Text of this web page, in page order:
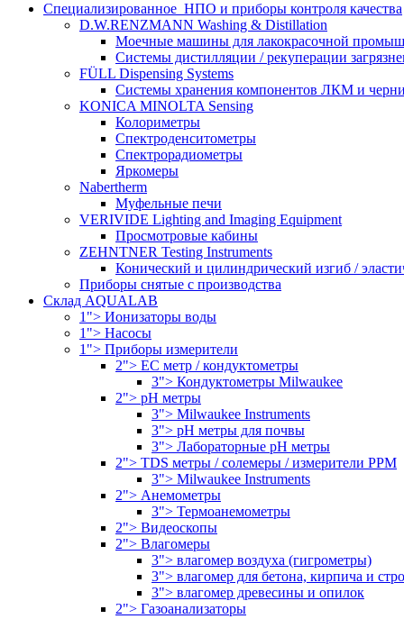
Cпециализированное НПО и приборы контроля качества
D.W.RENZMANN Washing & Distillation
Моечные машины для лакокрасочной
Системы дистилляции / рекуперации
FÜLL Dispensing Systems
Системы хранения компонентов ЛКМ и
KONICA MINOLTA Sensing
Колориметры
Спектроденситометры
Спектрорадиометры
Яркомеры
Nabertherm
Муфельные печи
VERIVIDE Lighting and Imaging Equipment
Просмотровые кабины
ZEHNTNER Testing Instruments
Конический и цилиндрический изгиб /
Приборы снятые с производства
Склад AQUALAB
1"> Ионизаторы воды
1"> Насосы
1"> Приборы измерители
2"> EC метр / кондуктометры
3"> Кондуктометры Milwaukee
2"> pH метры
3"> Milwaukee Instruments
3"> pH метры для почвы
3"> Лабораторные pH метры
2"> TDS метры / солемеры / измерители PPM
3"> Milwaukee Instruments
2"> Анемометры
3"> Термоанемометры
2"> Видеоскопы
2"> Влагомеры
3"> влагомер воздуха (гигрометры)
3"> влагомер для бетона, кирпича и
3"> влагомер древесины и опилок
2"> Газоанализаторы